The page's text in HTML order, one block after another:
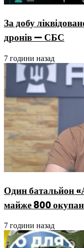
За добу
дронів — СБС
7 години назад
Один батальйон
майже 800
7 години назад